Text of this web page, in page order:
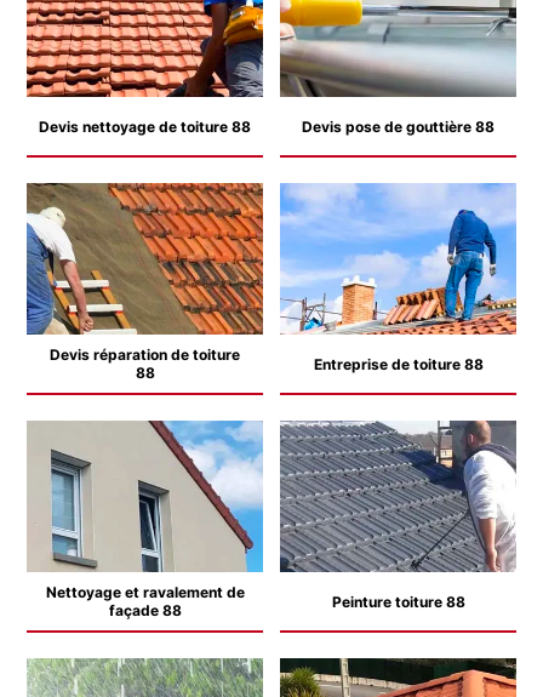
Devis nettoyage de toiture 88 Devis pose de gouttière 88
Devis réparation de toiture
88
Entreprise de toiture 88
Nettoyage et ravalement de
façade 88
Peinture toiture 88